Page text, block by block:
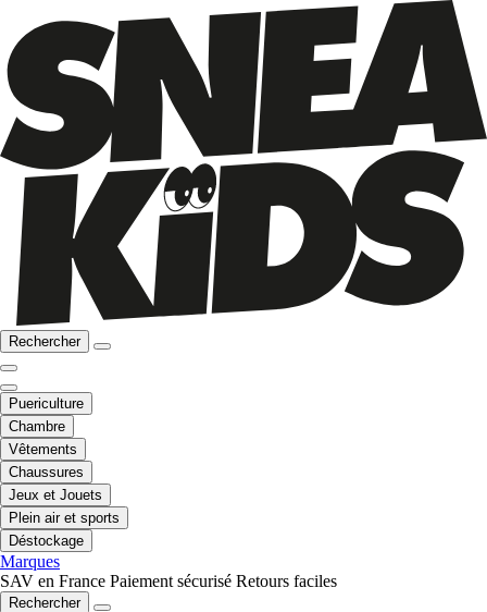
Rechercher
Puericulture
Chambre
Vêtements
Chaussures
Jeux et Jouets
Plein air et sports
Déstockage
Marques
SAV en France Paiement sécurisé Retours faciles
Rechercher